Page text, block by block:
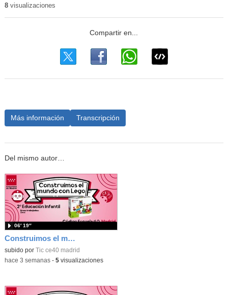
8visualizaciones
Más información Transcripción
Del mismo autor…
Construimos el mundo con Lego
subido por Tic ce40 madrid
06′ 19″
-hace 3 semanas- 5visualizaciones